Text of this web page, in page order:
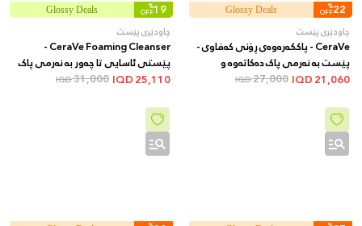
22
%
OFF
Glossy Deals
چاودێری پێست
CeraVe - پاککەرەوەی ڕۆنی کەفاوی -
پێست بە نەرمی پاک دەکاتەوە و
شێداری دەکات بەبێ ئەوەی پاشماوەی
21,060
27,000
IQD
19
%
OFF
Glossy Deals
چاودێری پێست
CeraVe Foaming Cleanser -
پێستی ئاسایی تا چەور بە نەرمی پاک
دەکاتەوە و بەبێ وشکبوونەوە ڕۆن
25,110
31,000
IQD